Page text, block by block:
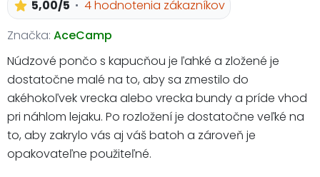
5,00/5
4 hodnotenia zákazníkov
Značka: AceCamp
Núdzové pončo s kapucňou je ľahké a zložené je
dostatočne malé na to, aby sa zmestilo do
akéhokoľvek vrecka alebo vrecka bundy a príde vhod
pri náhlom lejaku. Po rozložení je dostatočne veľké na
to, aby zakrylo vás aj váš batoh a zároveň je
opakovateľne použiteľné.